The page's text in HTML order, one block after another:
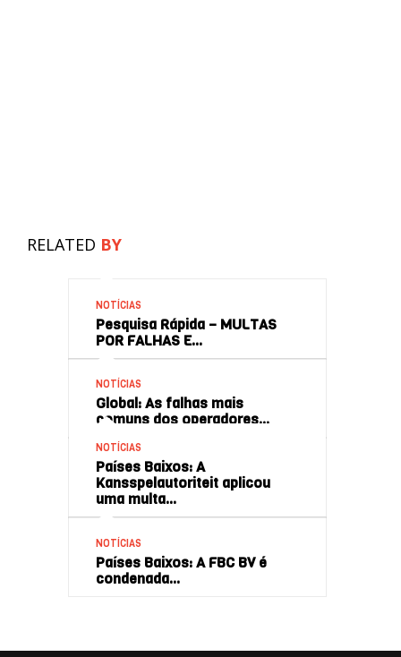
RELATED BY
NOTÍCIAS
Pesquisa Rápida – MULTAS
POR FALHAS E…
NOTÍCIAS
Global: As falhas mais
comuns dos operadores…
NOTÍCIAS
Países Baixos: A
Kansspelautoriteit aplicou
uma multa…
NOTÍCIAS
Países Baixos: A FBC BV é
condenada…